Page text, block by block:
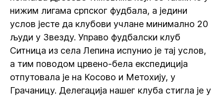
нижим лигама српског фудбала, а једини
услов јесте да клубови учлане минимално 20
људи у Звезду. Управо фудбалски клуб
Ситница из села Лепина испунио је тај услов,
а тим поводом црвено-бела експедиција
отпутовала је на Косово и Метохију, у
Грачаницу. Делегација нашег клуба стигла је у